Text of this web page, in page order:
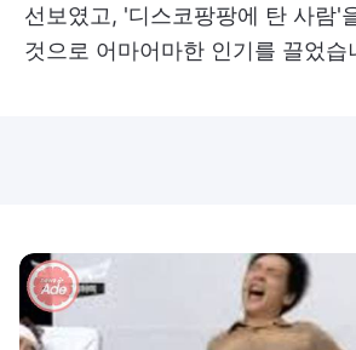
선보였고, '디스코팡팡에 탄 사람'
것으로 어마어마한 인기를 끌었습